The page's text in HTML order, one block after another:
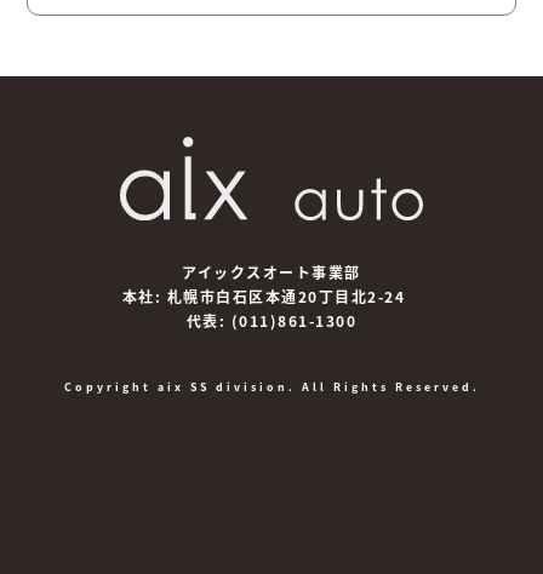
アイックスオート事業部
本社: 札幌市白石区本通20丁目北2-24
代表: (011)861-1300
Copyright aix SS division. All Rights Reserved.